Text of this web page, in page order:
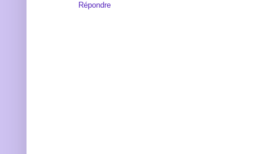
Répondre